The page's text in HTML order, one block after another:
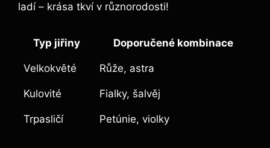
ladí – krása tkví v různorodosti!
Typ jiřiny Doporučené kombinace
Velkokvěté Růže, astra
Kulovité Fialky, šalvěj
Trpasličí Petúnie, violky